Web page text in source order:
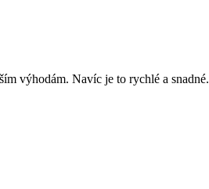
výhodám. Navíc je to rychlé a snadné.